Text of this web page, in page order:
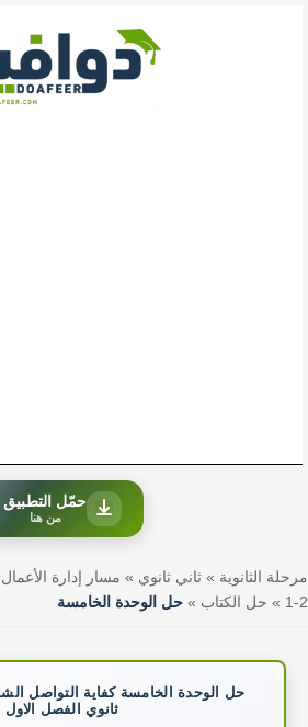
حمّل التطبيق
من هنا
مرحلة الثانوية » ثاني ثانوي » مسار إدارة الأعمال
2-1
» حل الكتاب » حل الوحدة الخامسة
حل الوحدة الخامسة كفاية التواصل
ثانوي الفصل الاول